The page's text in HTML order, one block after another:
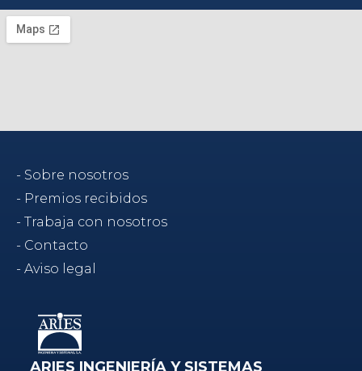
- Sobre nosotros
- Premios recibidos
- Trabaja con nosotros
- Contacto
- Aviso legal
ARIES INGENIERÍA Y SISTEMAS